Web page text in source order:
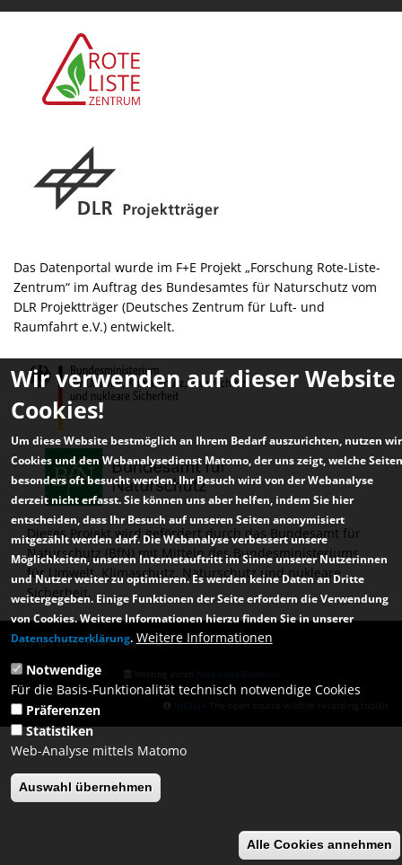
Das Datenportal wurde im F+E Projekt „Forschung Rote-Liste-
Zentrum“ im Auftrag des Bundesamtes für Naturschutz vom
DLR Projektträger (Deutsches Zentrum für Luft- und
Raumfahrt e.V.) entwickelt.
Dieses Projekt wird gefördert durch das Bundesamt für
Naturschutz (BfN) mit Mitteln des Bundesministeriums
für Umwelt, Klimaschutz, Naturschutz und nukleare
Sicherheit.
Copyright 2026 · Rote-Liste-Zentrum
Rote-Liste-Zentrum
INDICIA
Wir verwenden auf dieser Website
Cookies!
Um diese Website bestmöglich an Ihrem Bedarf auszurichten, nutzen wir
Cookies und den Webanalysedienst Matomo, der uns zeigt, welche Seiten
besonders oft besucht werden. Ihr Besuch wird von der Webanalyse
derzeit nicht erfasst. Sie können uns aber helfen, indem Sie hier
entscheiden, dass Ihr Besuch auf unseren Seiten anonymisiert
mitgezählt werden darf. Die Webanalyse verbessert unsere
Möglichkeiten, unseren Internetauftritt im Sinne unserer Nutzerinnen
und Nutzer weiter zu optimieren. Es werden keine Daten an Dritte
weitergegeben. Einige Funktionen der Seite erfordern die Verwendung
von Cookies. Weitere Informationen hierzu finden Sie in unserer
Datenschutzerklärung. Weitere Informationen
Notwendige
Für die Basis-Funktionalität technisch notwendige Cookies
Präferenzen
Statistiken
Web-Analyse mittels Matomo
Auswahl übernehmen
Alle Cookies annehmen